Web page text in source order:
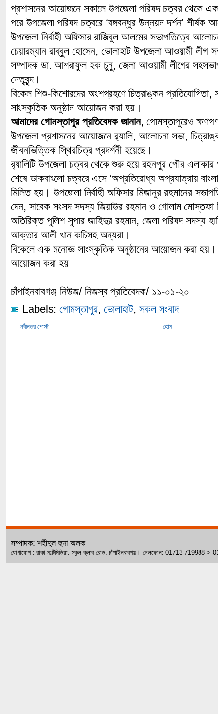
প্রশাসনের আয়োজনে সকালে উপজেলা পরিষদ চত্বর থেকে এক
পরে উপজেলা পরিষদ চত্বরে ‘বঙ্গবন্ধুর উন্নয়ন দর্শন’ শীর্ষক
উপজেলা নির্বাহী অফিসার রাজিবুল আলমের সভাপতিত্বে
চেয়ারম্যান রাব্বুল হোসেন, ভোলাহাট উপজেলা আওয়ামী লীগ
সম্পাদক ডা. আশরাফুল হক চুনু, জেলা আওয়ামী লীগের
নেতৃবৃন্দ।
বিকেল শিশু-কিশোরদের অংশগ্রহণে চিত্রাঙ্কন প্রতিযোগিতা,
সাংস্কৃতিক অনুষ্ঠান আয়োজন করা হয়।
আমাদের গোমস্তাপুর প্রতিবেদক জানান, গোমস্তাপুরেও
উপজেলা প্রশাসনের আয়োজনে র‌্যালি, আলোচনা সভা,
জীবনভিত্তিক স্থিরচিত্র প্রদর্শনী হয়েছে।
র‌্যালিটি উপজেলা চত্বর থেকে শুরু হয়ে রহনপুর পৌর এলাকার
শেষে ডাকবাংলো চত্বরে এসে ‘অপ্রতিরোধ্য অগ্রযাত্রায়
মিলিত হয়। উপজেলা নির্বাহী অফিসার মিজানুর রহমানের
দেন, সাবেক সংসদ সদস্য জিয়াউর রহমান ও গোলাম মোস্তফা
অতিরিক্ত পুলিশ সুপার জাহিদুর রহমান, জেলা পরিষদ সদস্য
আক্তার আলী খান কচিসহ অন্যরা।
বিকেলে এক মনোজ্ঞ সাংস্কৃতিক অনুষ্ঠানের আয়োজন করা
আয়োজন করা হয়।
চাঁপাইনবাবগঞ্জ নিউজ/ নিজস্ব প্রতিবেদক/ ১১-০১-২০
Labels: গোমস্তাপুর, ভোলাহাট, সকল সংবাদ
নবীনতর পোস্ট হোম
সম্পাদক: শহীদুল হুদা অলক
যোগাযোগ : রাকা মাল্টিমিডিয়া, স্কুল ক্লাব রোড, চাঁপাইনবাবগঞ্জ। সেলফোন: 01713-